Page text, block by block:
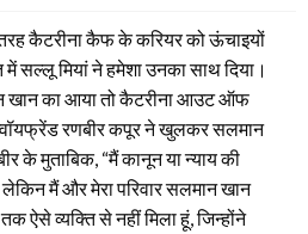
कैटरीना कैफ के करियर को ऊंचाइयों
सल्लू मियां ने हमेशा उनका साथ दिया।
खान का आया तो कैटरीना आउट ऑफ
रणबीर कपूर ने खुलकर सलमान
के मुताबिक, “मैं कानून या न्याय की
मैं और मेरा परिवार सलमान खान
ऐसे व्यक्ति से नहीं मिला हूं, जिन्होंने